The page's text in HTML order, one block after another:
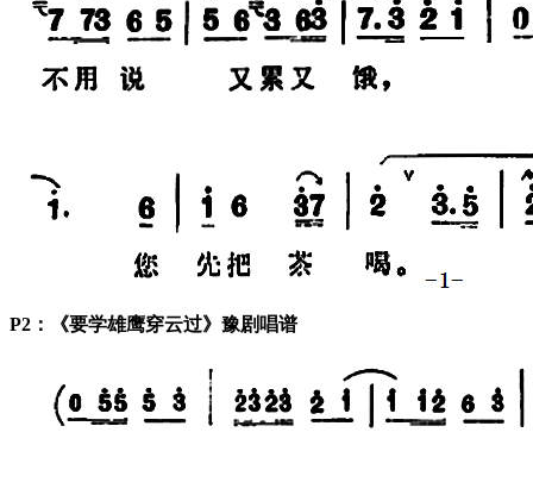
P2：《要学雄鹰穿云过》豫剧唱谱